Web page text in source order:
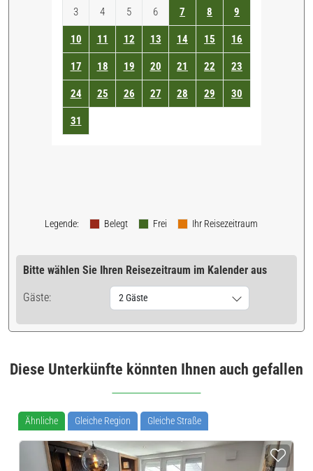
3 4 5 6 7 8 9
10 11 12 13 14 15 16
17 18 19 20 21 22 23
24 25 26 27 28 29 30
31
Legende: Belegt Frei Ihr Reisezeitraum
Bitte wählen Sie Ihren Reisezeitraum im Kalender aus
Gäste: 2 Gäste
Diese Unterkünfte könnten Ihnen auch gefallen
Ähnliche Gleiche Region Gleiche Straße